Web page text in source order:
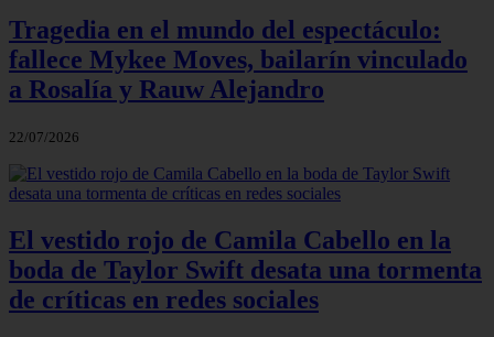
Tragedia en el mundo del espectáculo:
fallece Mykee Moves, bailarín vinculado
a Rosalía y Rauw Alejandro
22/07/2026
El vestido rojo de Camila Cabello en la
boda de Taylor Swift desata una tormenta
de críticas en redes sociales